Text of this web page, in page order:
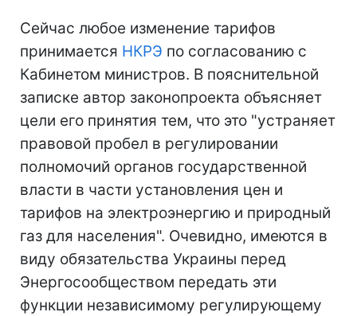
Сейчас любое изменение тарифов
принимается НКРЭ по согласованию с
Кабинетом министров. В пояснительной
записке автор законопроекта объясняет
цели его принятия тем, что это "устраняет
правовой пробел в регулировании
полномочий органов государственной
власти в части установления цен и
тарифов на электроэнергию и природный
газ для населения". Очевидно, имеются в
виду обязательства Украины перед
Энергосообществом передать эти
функции независимому регулирующему